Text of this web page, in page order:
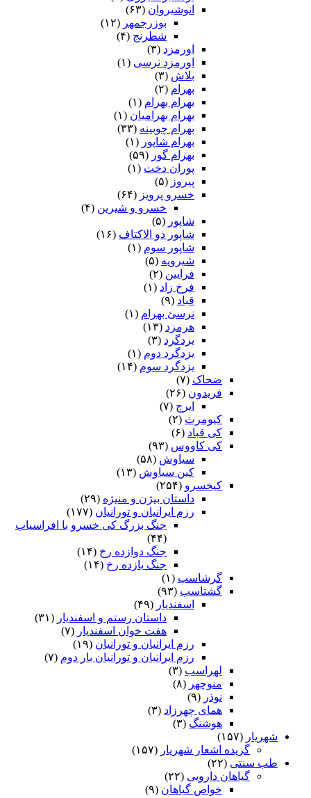
انوشیروان (۶۳)
بوزرجمهر (۱۲)
شطرنج (۴)
اورمزد (۳)
اورمزد نرسى‏ (۱)
بلاش (۳)
بهرام (۲)
بهرام بهرام (۱)
بهرام بهرامیان‏ (۱)
بهرام چوبینه (۳۳)
بهرام شاپور (۱)
بهرام گور (۵۹)
پوران دخت (۱)
پیروز (۵)
خسرو پرویز (۶۴)
خسرو و شیرین (۴)
شاپور (۵)
شاپور ذو الاکتاف (۱۶)
شاپور سوم‏ (۱)
شیرویه (۵)
فرایین (۲)
فرخ زاد (۱)
قباد (۹)
نرسئ بهرام‏ (۱)
هرمزد (۱۳)
یزدگرد (۳)
یزدگرد دوم (۱)
یزدگرد سوم (۱۴)
ضحاک (۷)
فریدون (۲۶)
ایرج (۷)
کیومرث (۲)
کی قباد (۶)
کی کاووس (۹۳)
سیاوش (۵۸)
کین سیاوش (۱۳)
کیخسرو (۲۵۴)
داستان بیژن و منیژه (۲۹)
رزم ایرانیان و تورانیان (۱۷۷)
جنگ بزرگ کی خسرو با افراسیاب
(۴۴)
جنگ دوازده رخ (۱۴)
جنگ یازده رخ (۱۴)
گرشاسپ (۱)
گشتاسب (۹۳)
اسفندیار (۴۹)
داستان رستم و اسفندیار (۳۱)
هفت خوان اسفندیار (۷)
رزم ایرانیان و تورانیان (۱۹)
رزم ایرانیان و تورانیان بار دوم (۷)
لهراسب (۳)
منوچهر (۸)
نوذر (۹)
هماى چهرزاد (۳)
هوشنگ (۳)
شهریار (۱۵۷)
گزیده اشعار شهریار (۱۵۷)
طب سنتی (۲۲)
گیاهان دارویی (۲۲)
خواص گیاهان (۹)